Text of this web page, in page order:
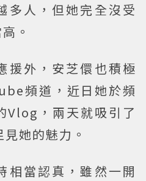
多人，但她完全沒受
。
援外，安芝儇也積極
頻道，近日她於頻
Vlog，兩天就吸引了
她的魅力。
相當認真，雖然一開